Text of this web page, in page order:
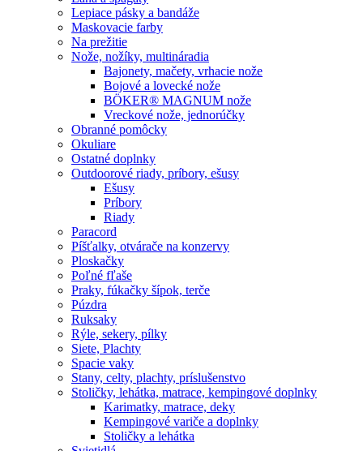
Lepiace pásky a bandáže
Maskovacie farby
Na prežitie
Nože, nožíky, multináradia
Bajonety, mačety, vrhacie nože
Bojové a lovecké nože
BÖKER® MAGNUM nože
Vreckové nože, jednorúčky
Obranné pomôcky
Okuliare
Ostatné doplnky
Outdoorové riady, príbory, ešusy
Ešusy
Príbory
Riady
Paracord
Píšťalky, otvárače na konzervy
Ploskačky
Poľné fľaše
Praky, fúkačky šípok, terče
Púzdra
Ruksaky
Rýle, sekery, pílky
Siete, Plachty
Spacie vaky
Stany, celty, plachty, príslušenstvo
Stoličky, lehátka, matrace, kempingové doplnky
Karimatky, matrace, deky
Kempingové variče a doplnky
Stoličky a lehátka